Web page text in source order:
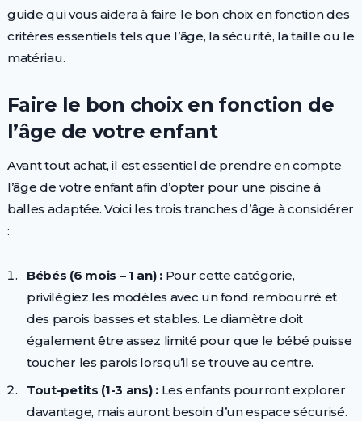
guide qui vous aidera à faire le bon choix en fonction des
critères essentiels tels que l’âge, la sécurité, la taille ou le
matériau.
Faire le bon choix en fonction de
l’âge de votre enfant
Avant tout achat, il est essentiel de prendre en compte
l’âge de votre enfant afin d’opter pour une piscine à
balles adaptée. Voici les trois tranches d’âge à considérer
:
Bébés (6 mois – 1 an) :Pour cette catégorie,
privilégiez les modèles avec un fond rembourré et
des parois basses et stables. Le diamètre doit
également être assez limité pour que le bébé puisse
toucher les parois lorsqu’il se trouve au centre.
Tout-petits (1-3 ans) :Les enfants pourront explorer
davantage, mais auront besoin d’un espace sécurisé.